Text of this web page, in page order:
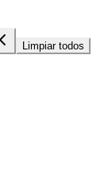
Limpiar todos